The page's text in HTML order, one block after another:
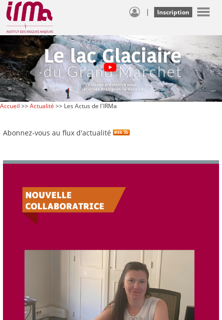
| Inscription
Accueil >>Actualité >> Les Actus de l'IRMa
Abonnez-vous au flux d'actualité